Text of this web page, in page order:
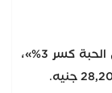
وشهدت أسعار الأرز الأبيض البلدي «عريض الحبة كسر 3%»،